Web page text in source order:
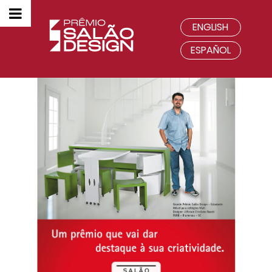
ENGLISH
ESPAÑOL